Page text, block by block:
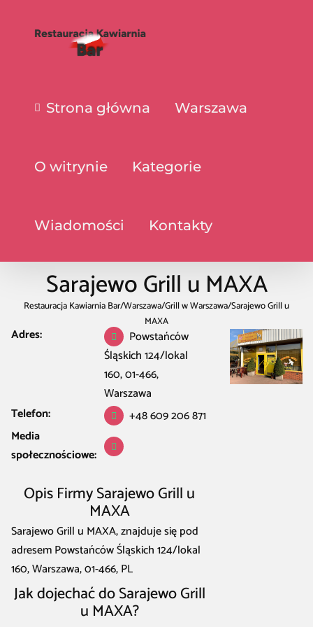
Strona główna Warszawa
O witrynie Kategorie
Wiadomości Kontakty
Sarajewo Grill u MAXA
Restauracja Kawiarnia Bar/Warszawa/Grill w Warszawa/Sarajewo Grill u
MAXA
Adres:
Powstańców
Śląskich 124/lokal
160, 01-466,
Warszawa
Telefon:
+48 609 206 871
Media
społecznościowe:
Opis Firmy Sarajewo Grill u
MAXA
Sarajewo Grill u MAXA, znajduje się pod
adresem Powstańców Śląskich 124/lokal
160, Warszawa, 01-466, PL
Jak dojechać do Sarajewo Grill
u MAXA?